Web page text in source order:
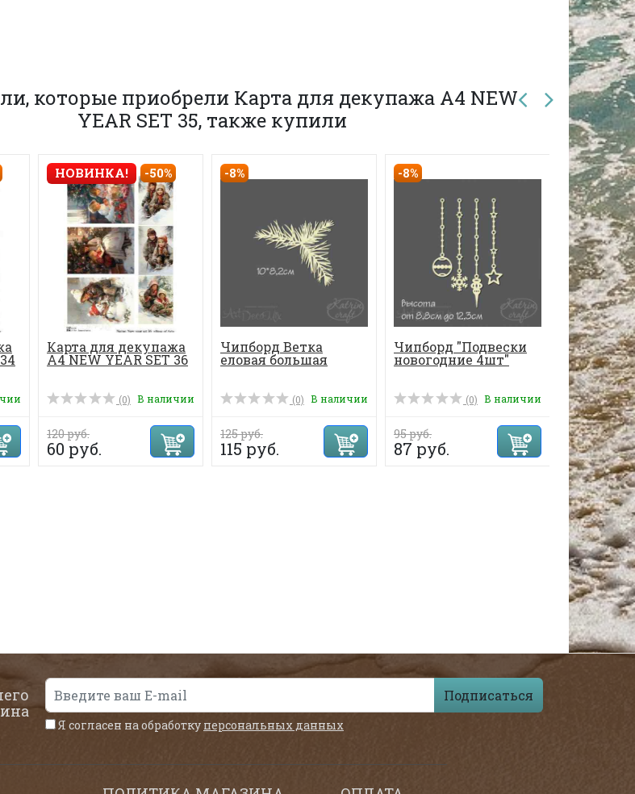
которые приобрели Карта для декупажа А4 NEW
YEAR SET 35, также купили
НОВИНКА! -50%
Карта для декупажа
А4 NEW YEAR SET 36
(0) В наличии
120 руб.
60 руб.
-8%
Чипборд Ветка
еловая большая
(0) В наличии
125 руб.
115 руб.
-8%
Чипборд "Подвески
новогодние 4шт"
(0) В наличии
95 руб.
87 руб.
Чипборд
Если
оживет
48 руб.
Подписаться
Я согласен на обработку персональных данных